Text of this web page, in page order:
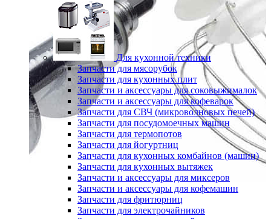
Для кухонной техники
Запчасти для мясорубок
Запчасти для кухонных плит
Запчасти и аксессуары для соковыжималок
Запчасти и аксессуары для кофеварок
Запчасти для СВЧ (микроволновых печей)
Запчасти для посудомоечных машин
Запчасти для термопотов
Запчасти для йогуртниц
Запчасти для кухонных комбайнов (машин)
Запчасти для кухонных вытяжек
Запчасти и аксессуары для миксеров
Запчасти и аксессуары для кофемашин
Запчасти для фритюрниц
Запчасти для электрочайников